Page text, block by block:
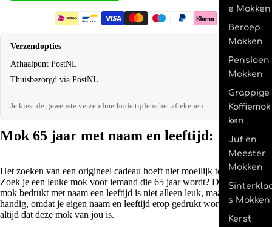
e Mokken
Beroep
Mokken
Pensioen
Mokken
Grappige
Koffiemok
ken
Juf en
Meester
Mokken
s Mokken
Kerst
Verzendopties
Afhaalpunt PostNL
€2,95
Thuisbezorgd via PostNL
€4,95
Je kiest de gewenste verzendmethode tijdens het afrekenen.
Mok 65 jaar met naam en leeftijd:
Het zoeken van een origineel cadeau hoeft niet moeilijk te zijn.
Zoek je een leuke mok voor iemand die 65 jaar wordt? Deze originele
mok bedrukt met naam een leeftijd is niet alleen leuk, maar ook super
handig, omdat je eigen naam en leeftijd erop gedrukt wordt weet je
altijd dat deze mok van jou is.